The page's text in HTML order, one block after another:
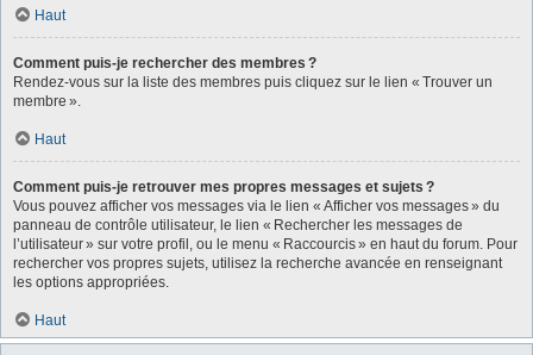
Haut
Comment puis-je rechercher des membres ?
Rendez-vous sur la liste des membres puis cliquez sur le lien « Trouver un
membre ».
Haut
Comment puis-je retrouver mes propres messages et sujets ?
Vous pouvez afficher vos messages via le lien « Afficher vos messages » du
panneau de contrôle utilisateur, le lien « Rechercher les messages de
l’utilisateur » sur votre profil, ou le menu « Raccourcis » en haut du forum. Pour
rechercher vos propres sujets, utilisez la recherche avancée en renseignant
les options appropriées.
Haut